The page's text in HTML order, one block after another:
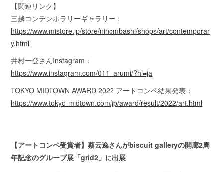
【関連リンク】
三越コンテンポラリーギャラリー：
https://www.mistore.jp/store/nihombashi/shops/art/contemporar
y.html
井村一登さんInstagram：
https://www.instagram.com/011_arumi/?hl=ja
TOKYO MIDTOWN AWARD 2022 アートコンペ結果発表：
https://www.tokyo-midtown.com/jp/award/result/2022/art.html
【アートコンペ受賞者】蔡云逸さんがbiscuit galleryの開廊2周
年記念のグループ展「grid2」に出展